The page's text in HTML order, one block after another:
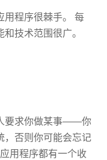
用程序很棘手。 每
技术范围很广。
要求你做某事——你
，否则你可能会忘记
用程序都有一个收